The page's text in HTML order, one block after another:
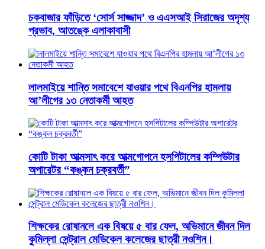
চকবাজার ফাঁড়িতে ‘সোর্স সাজ্জাদ’ ও এএসআই সিরাজের অদৃশ্য
প্রভাব, আতঙ্কে এলাকাবাসী
লালমাইয়ে শান্তি সমাবেশে যাওয়ার পথে বিএনপির হামলায়
আ’লীগের ১৩ নেতাকর্মী আহত
কোটি টাকা আত্মসাৎ করে আত্মগোপনে হসপিটালের কম্পিউটার
অপারেটর “কঙ্কন চক্রবর্তী”
শিক্ষকের রোষানলে এক বিষয়ে ৫ বার ফেল, অভিমানে জীবন দিল
কুমিল্লা সেন্ট্রাল মেডিকেল কলেজের ছাত্রী নওশিন।